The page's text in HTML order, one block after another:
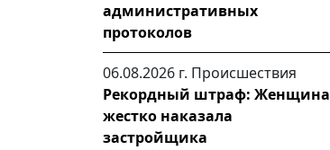
административных
протоколов
06.08.2026 г. Происшествия
Рекордный штраф: Женщина
жестко наказала
застройщика